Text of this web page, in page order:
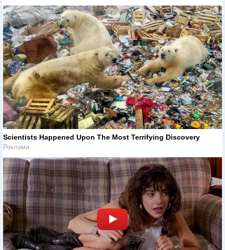
Scientists Happened Upon The Most Terrifying Discovery
Реклама